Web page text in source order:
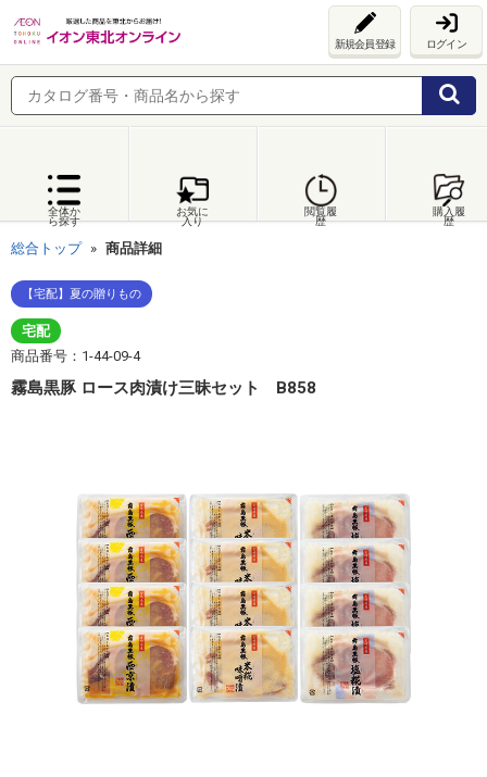
新規会員登録 ログイン
全体か
ら探す
お気に
入り
閲覧履
歴
購入履
歴
総合トップ 商品詳細
【宅配】夏の贈りもの
宅配
商品番号：1-44-09-4
霧島黒豚 ロース肉漬け三昧セット B858